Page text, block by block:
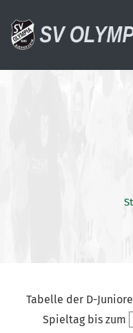
VERANSTALTUNGEN
KUNSTRASENPLATZ
Tabelle der D-
Spieltag bis zum